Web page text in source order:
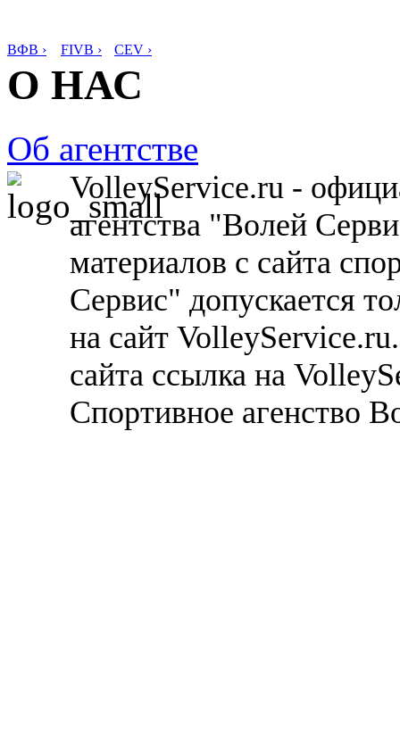
ВФВ › FIVB › CEV ›
О НАС
Об агентстве
VolleyService.ru -
агентства "Волей
материалов с сайта
Сервис" допускается
на сайт
сайта ссылка на
Спортивное агенство